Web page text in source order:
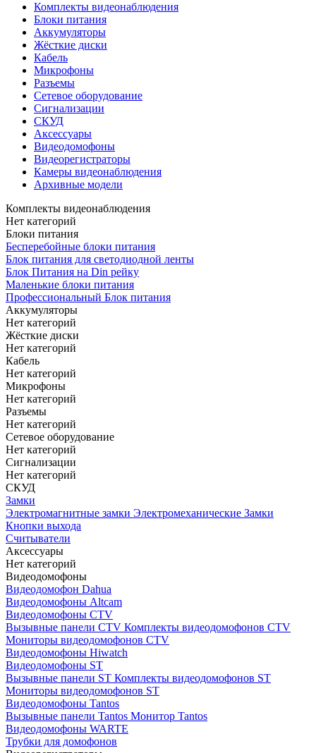
Комплекты видеонаблюдения
Блоки питания
Аккумуляторы
Жёсткие диски
Кабель
Микрофоны
Разъемы
Сетевое оборудование
Сигнализации
СКУД
Аксессуары
Видеодомофоны
Видеорегистраторы
Камеры видеонаблюдения
Архивные модели
Комплекты видеонаблюдения
Нет категорий
Блоки питания
Бесперебойные блоки питания
Блок питания для светодиодной ленты
Блок Питания на Din рейку
Маленькие блоки питания
Профессиональный Блок питания
Аккумуляторы
Нет категорий
Жёсткие диски
Нет категорий
Кабель
Нет категорий
Микрофоны
Нет категорий
Разъемы
Нет категорий
Сетевое оборудование
Нет категорий
Сигнализации
Нет категорий
СКУД
Замки
Электромагнитные замки Электромеханические Замки
Кнопки выхода
Считыватели
Аксессуары
Нет категорий
Видеодомофоны
Видеодомофон Dahua
Видеодомофоны Altcam
Видеодомофоны CTV
Вызывные панели CTV Комплекты видеодомофонов CTV
Мониторы видеодомофонов CTV
Видеодомофоны Hiwatch
Видеодомофоны ST
Вызывные панели ST Комплекты видеодомофонов ST
Мониторы видеодомофонов ST
Видеодомофоны Tantos
Вызывные панели Tantos Монитор Tantos
Видеодомофоны WARTE
Трубки для домофонов